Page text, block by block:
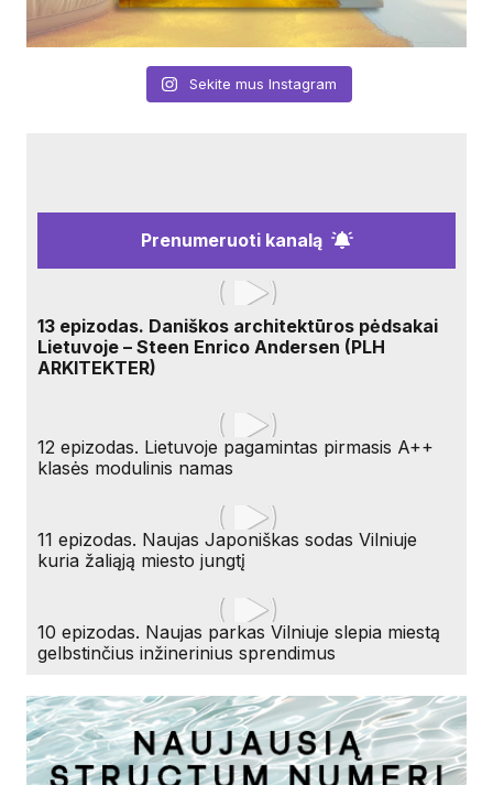
Sekite mus Instagram
Prenumeruoti kanalą
13 epizodas. Daniškos architektūros pėdsakai
Lietuvoje – Steen Enrico Andersen (PLH
ARKITEKTER)
12 epizodas. Lietuvoje pagamintas pirmasis A++
klasės modulinis namas
11 epizodas. Naujas Japoniškas sodas Vilniuje
kuria žaliąją miesto jungtį
10 epizodas. Naujas parkas Vilniuje slepia miestą
gelbstinčius inžinerinius sprendimus